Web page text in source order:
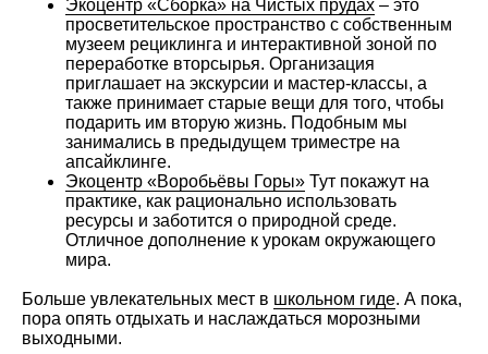
Экоцентр «Сборка» на Чистых прудах – это
просветительское пространство с собственным
музеем рециклинга и интерактивной зоной по
переработке вторсырья. Организация
приглашает на экскурсии и мастер-классы, а
также принимает старые вещи для того, чтобы
подарить им вторую жизнь. Подобным мы
занимались в предыдущем триместре на
апсайклинге.
Экоцентр «Воробьёвы Горы» Тут покажут на
практике, как рационально использовать
ресурсы и заботится о природной среде.
Отличное дополнение к урокам окружающего
мира.
Больше увлекательных мест в школьном гиде. А пока,
пора опять отдыхать и наслаждаться морозными
выходными.